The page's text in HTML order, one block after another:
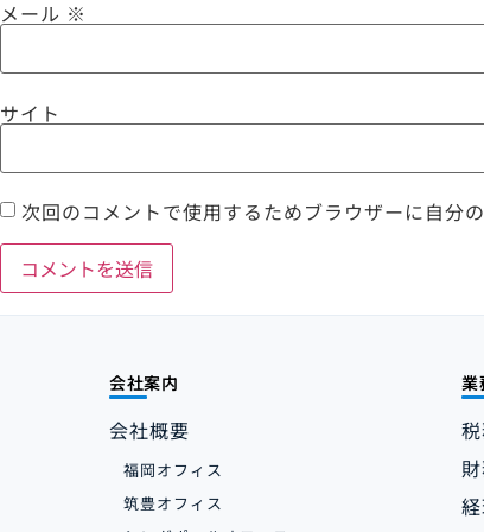
メール ※
サイト
次回のコメントで使用するためブラウザーに自分
会社案内
会社概要
福岡オフィス
筑豊オフィス
業